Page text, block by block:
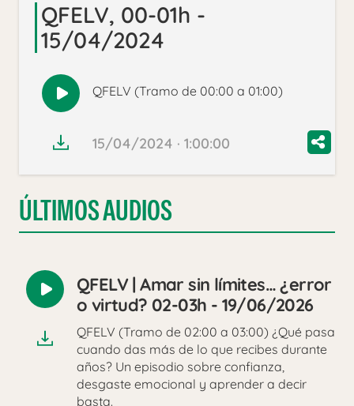
QFELV, 00-01h -
15/04/2024
Reproducir
audio
QFELV (Tramo de 00:00 a 01:00)
15/04/2024 · 1:00:00
ÚLTIMOS AUDIOS
Reproducir
audio
QFELV | Amar sin límites… ¿error
o virtud? 02-03h - 19/06/2026
QFELV (Tramo de 02:00 a 03:00) ¿Qué pasa
cuando das más de lo que recibes durante
años? Un episodio sobre confianza,
desgaste emocional y aprender a decir
basta.